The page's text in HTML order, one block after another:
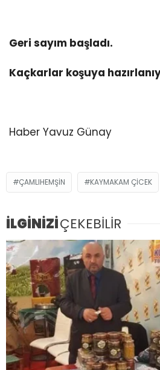
Geri sayım başladı.
Kaçkarlar koşuya
Haber Yavuz Günay
ÇAMLIHEMŞIN KAYMAKAM ÇICEK
İLGİNİZİÇEKEBİLİR